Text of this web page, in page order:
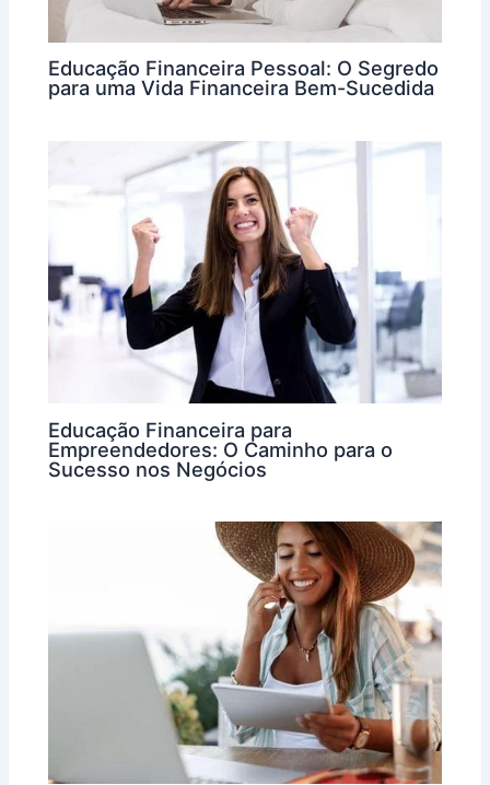
Educação Financeira Pessoal: O Segredo
para uma Vida Financeira Bem-Sucedida
Educação Financeira para
Empreendedores: O Caminho para o
Sucesso nos Negócios